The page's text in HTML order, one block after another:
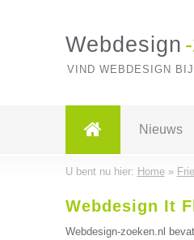
Webdesign
VIND WEBDESIGN
Nieuws
U bent nu hier: Home»
Webdesign It
Webdesign-zoeken.nl